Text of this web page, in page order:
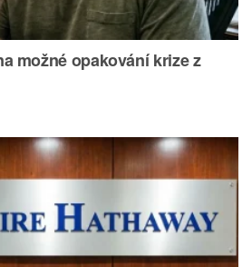
možné opakování krize z